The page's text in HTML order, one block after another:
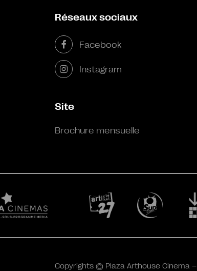
Réseaux sociaux
Facebook
Instagram
Site
Brochure mensuelle
Copyrights © Plaza Arthouse Cinema –